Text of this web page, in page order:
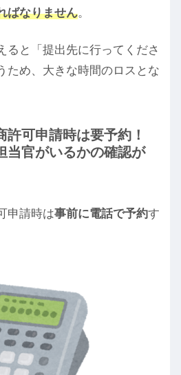
ばなりません。
ると「提出先に行ってくださ
ため、大きな時間のロスとな
許可申請時は要予約！
当官がいるかの確認が
申請時は事前に電話で予約す